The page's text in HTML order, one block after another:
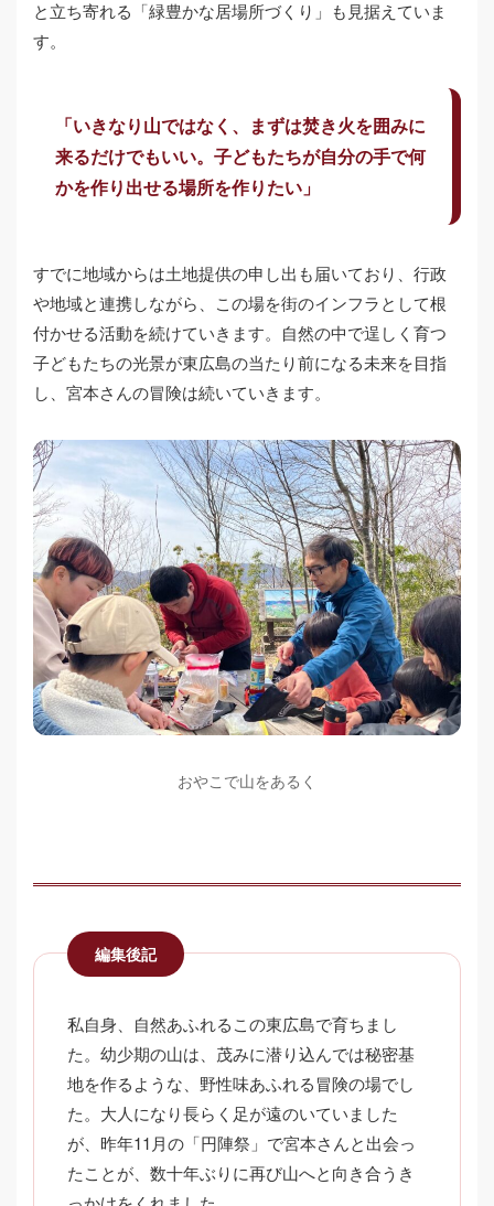
と立ち寄れる「緑豊かな居場所づくり」も見据えていま
す。
「いきなり山ではなく、まずは焚き火を囲みに
来るだけでもいい。子どもたちが自分の手で何
かを作り出せる場所を作りたい」
すでに地域からは土地提供の申し出も届いており、行政
や地域と連携しながら、この場を街のインフラとして根
付かせる活動を続けていきます。自然の中で逞しく育つ
子どもたちの光景が東広島の当たり前になる未来を目指
し、宮本さんの冒険は続いていきます。
おやこで山をあるく
編集後記
私自身、自然あふれるこの東広島で育ちまし
た。幼少期の山は、茂みに潜り込んでは秘密基
地を作るような、野性味あふれる冒険の場でし
た。大人になり長らく足が遠のいていました
が、昨年11月の「円陣祭」で宮本さんと出会っ
たことが、数十年ぶりに再び山へと向き合うき